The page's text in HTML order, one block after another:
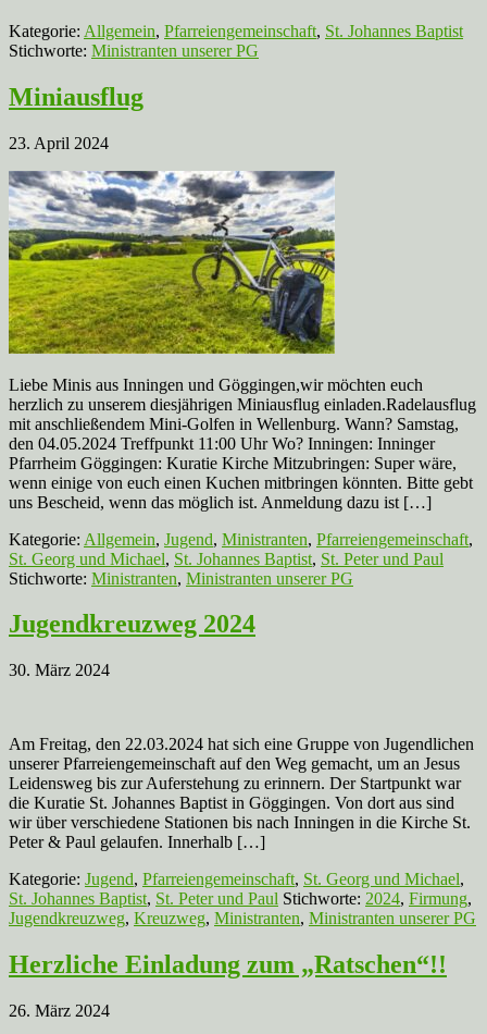
Kategorie: Allgemein, Pfarreiengemeinschaft, St. Johannes Baptist
Stichworte: Ministranten unserer PG
Miniausflug
23. April 2024
Liebe Minis aus Inningen und Göggingen,wir möchten euch
herzlich zu unserem diesjährigen Miniausflug einladen.Radelausflug
mit anschließendem Mini-Golfen in Wellenburg. Wann? Samstag,
den 04.05.2024 Treffpunkt 11:00 Uhr Wo? Inningen: Inninger
Pfarrheim Göggingen: Kuratie Kirche Mitzubringen: Super wäre,
wenn einige von euch einen Kuchen mitbringen könnten. Bitte gebt
uns Bescheid, wenn das möglich ist. Anmeldung dazu ist […]
Kategorie: Allgemein, Jugend, Ministranten, Pfarreiengemeinschaft,
St. Georg und Michael, St. Johannes Baptist, St. Peter und Paul
Stichworte: Ministranten, Ministranten unserer PG
Jugendkreuzweg 2024
30. März 2024
Am Freitag, den 22.03.2024 hat sich eine Gruppe von Jugendlichen
unserer Pfarreiengemeinschaft auf den Weg gemacht, um an Jesus
Leidensweg bis zur Auferstehung zu erinnern. Der Startpunkt war
die Kuratie St. Johannes Baptist in Göggingen. Von dort aus sind
wir über verschiedene Stationen bis nach Inningen in die Kirche St.
Peter & Paul gelaufen. Innerhalb […]
Kategorie: Jugend, Pfarreiengemeinschaft, St. Georg und Michael,
St. Johannes Baptist, St. Peter und Paul Stichworte: 2024, Firmung,
Jugendkreuzweg, Kreuzweg, Ministranten, Ministranten unserer PG
Herzliche Einladung zum „Ratschen“!!
26. März 2024